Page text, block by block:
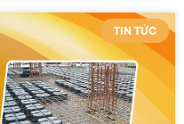
TIN TỨC